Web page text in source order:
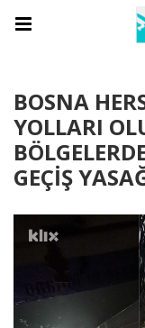
BOSNA
YOLLARI
GEÇİŞ